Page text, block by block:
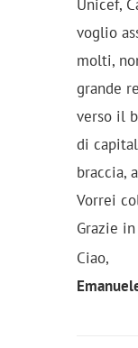
voglio
molti,
grande
verso il
di
braccia,
Vorrei
Grazie
Ciao,